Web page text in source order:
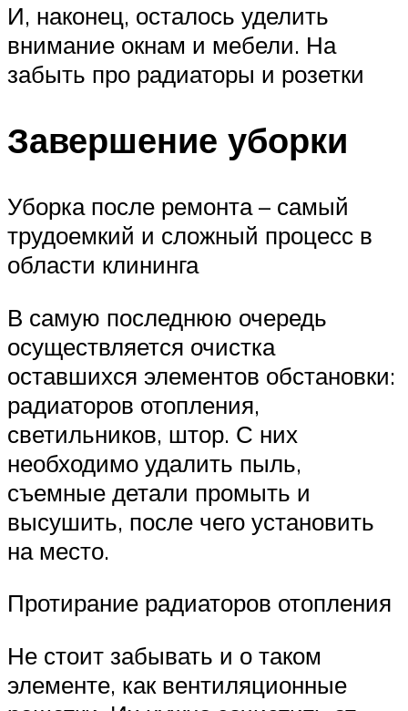
И, наконец, осталось уделить
внимание окнам и мебели. На
забыть про радиаторы и розетки
Завершение уборки
Уборка после ремонта – самый
трудоемкий и сложный процесс в
области клининга
В самую последнюю очередь
осуществляется очистка
оставшихся элементов обстановки:
радиаторов отопления,
светильников, штор. С них
необходимо удалить пыль,
съемные детали промыть и
высушить, после чего установить
на место.
Протирание радиаторов отопления
Не стоит забывать и о таком
элементе, как вентиляционные